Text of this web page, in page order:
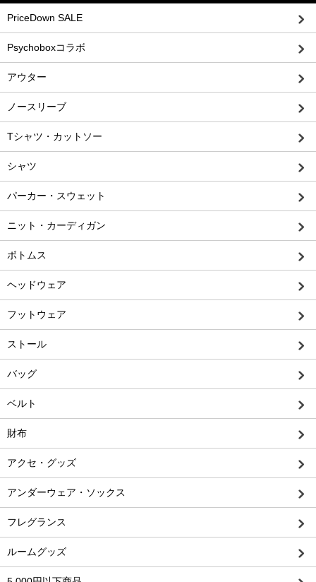
PriceDown SALE
Psychoboxコラボ
アウター
ノースリーブ
Tシャツ・カットソー
シャツ
パーカー・スウェット
ニット・カーディガン
ボトムス
ヘッドウェア
フットウェア
ストール
バッグ
ベルト
財布
アクセ・グッズ
アンダーウェア・ソックス
フレグランス
ルームグッズ